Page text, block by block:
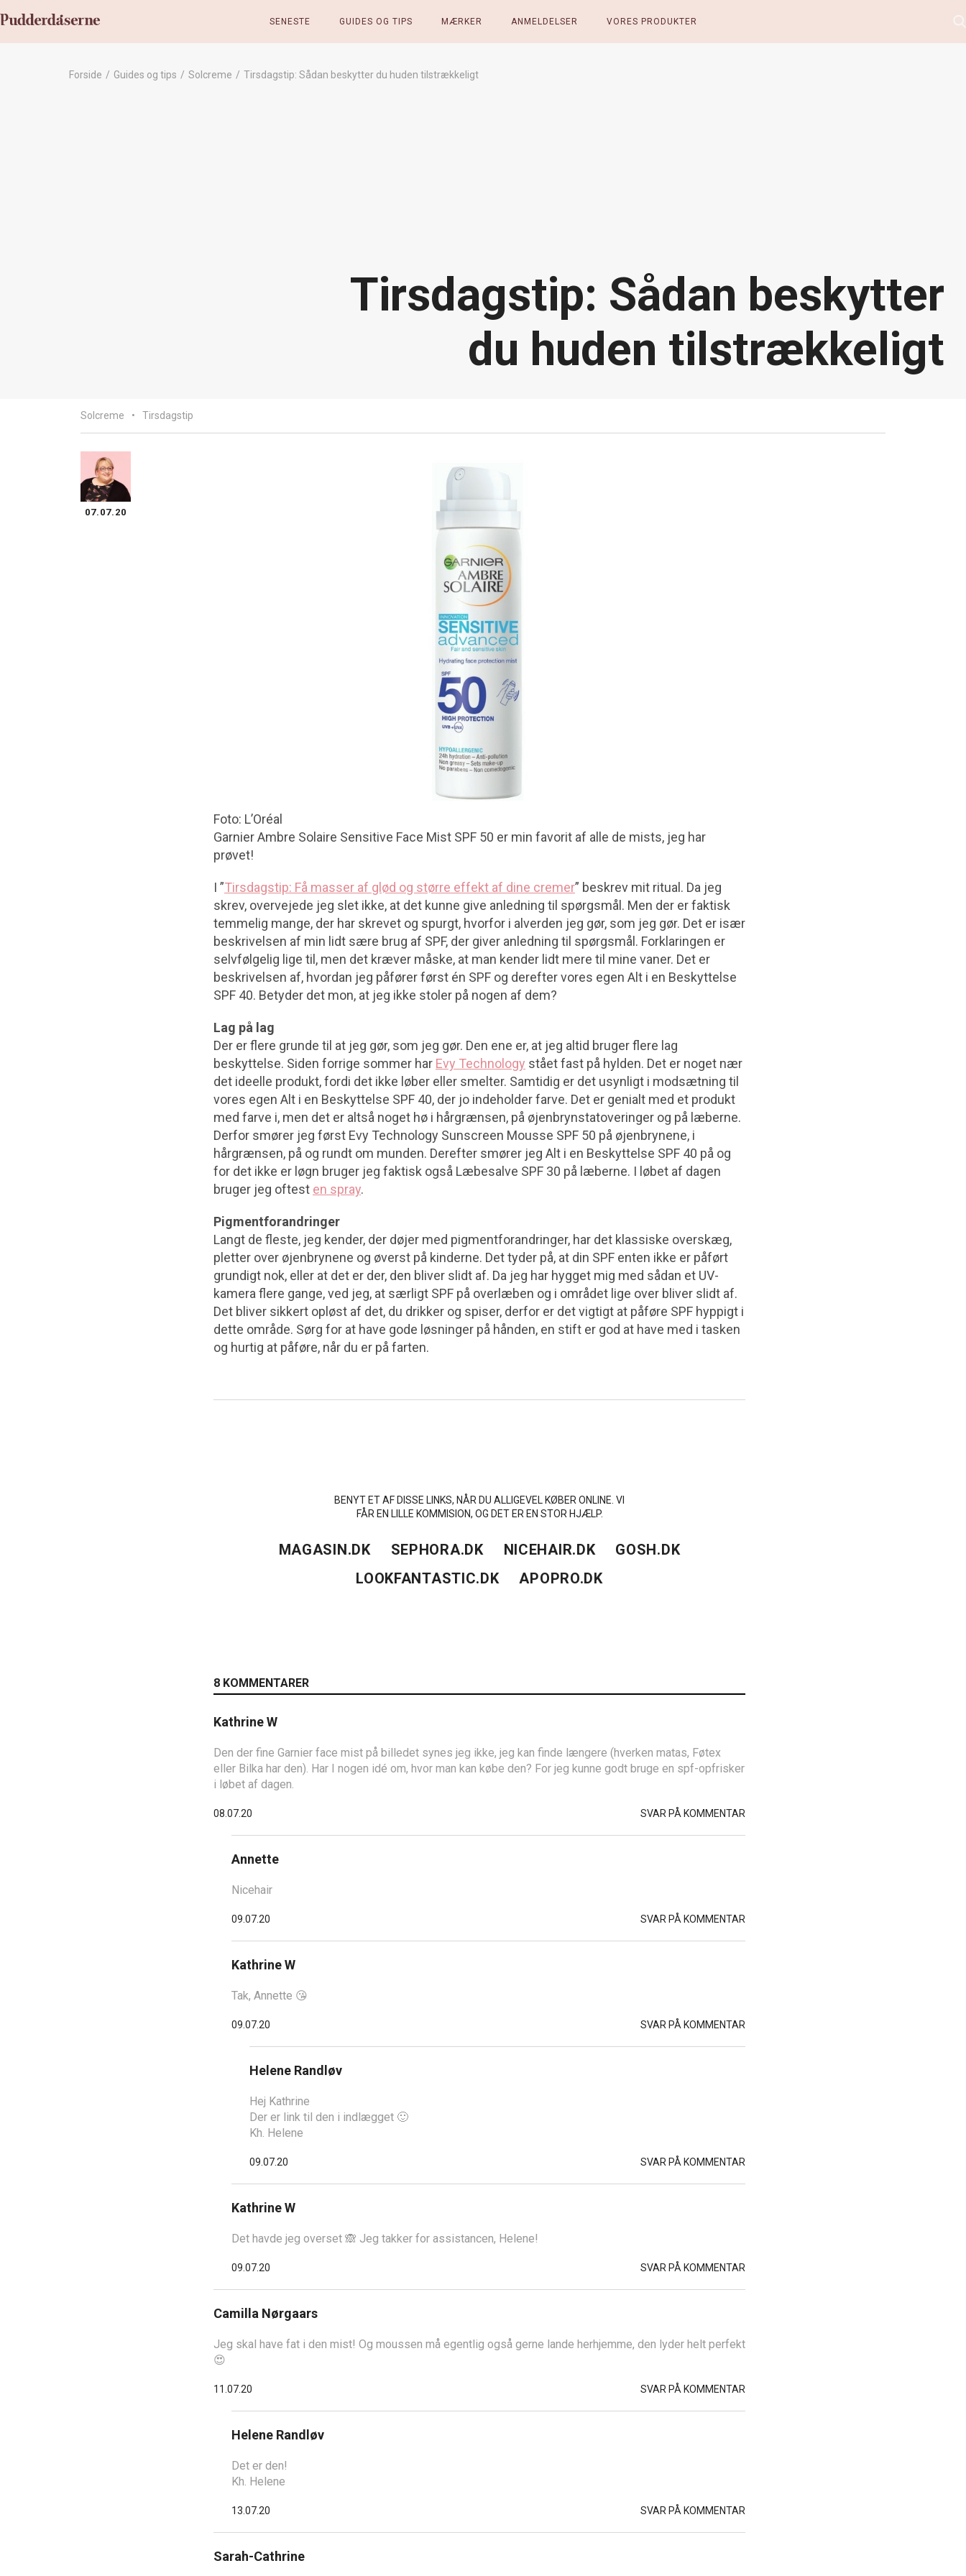
SENESTE GUIDES OG TIPS MÆRKER ANMELDELSER VORES PRODUKTER
Forside / Guides og tips / Solcreme / Tirsdagstip: Sådan beskytter du huden tilstrækkeligt
Tirsdagstip: Sådan beskytter
du huden tilstrækkeligt
Solcreme Tirsdagstip
07.07.20
Foto: L’Oréal
Garnier Ambre Solaire Sensitive Face Mist SPF 50 er min favorit af alle de mists, jeg har
prøvet!
I ”Tirsdagstip: Få masser af glød og større effekt af dine cremer” beskrev mit ritual. Da jeg
skrev, overvejede jeg slet ikke, at det kunne give anledning til spørgsmål. Men der er faktisk
temmelig mange, der har skrevet og spurgt, hvorfor i alverden jeg gør, som jeg gør. Det er især
beskrivelsen af min lidt sære brug af SPF, der giver anledning til spørgsmål. Forklaringen er
selvfølgelig lige til, men det kræver måske, at man kender lidt mere til mine vaner. Det er
beskrivelsen af, hvordan jeg påfører først én SPF og derefter vores egen Alt i en Beskyttelse
SPF 40. Betyder det mon, at jeg ikke stoler på nogen af dem?
Lag på lag
Der er flere grunde til at jeg gør, som jeg gør. Den ene er, at jeg altid bruger flere lag
beskyttelse. Siden forrige sommer har Evy Technology stået fast på hylden. Det er noget nær
det ideelle produkt, fordi det ikke løber eller smelter. Samtidig er det usynligt i modsætning til
vores egen Alt i en Beskyttelse SPF 40, der jo indeholder farve. Det er genialt med et produkt
med farve i, men det er altså noget hø i hårgrænsen, på øjenbrynstatoveringer og på læberne.
Derfor smører jeg først Evy Technology Sunscreen Mousse SPF 50 på øjenbrynene, i
hårgrænsen, på og rundt om munden. Derefter smører jeg Alt i en Beskyttelse SPF 40 på og
for det ikke er løgn bruger jeg faktisk også Læbesalve SPF 30 på læberne. I løbet af dagen
bruger jeg oftest en spray.
Pigmentforandringer
Langt de fleste, jeg kender, der døjer med pigmentforandringer, har det klassiske overskæg,
pletter over øjenbrynene og øverst på kinderne. Det tyder på, at din SPF enten ikke er påført
grundigt nok, eller at det er der, den bliver slidt af. Da jeg har hygget mig med sådan et UV-
kamera flere gange, ved jeg, at særligt SPF på overlæben og i området lige over bliver slidt af.
Det bliver sikkert opløst af det, du drikker og spiser, derfor er det vigtigt at påføre SPF hyppigt i
dette område. Sørg for at have gode løsninger på hånden, en stift er god at have med i tasken
og hurtig at påføre, når du er på farten.
BENYT ET AF DISSE LINKS, NÅR DU ALLIGEVEL KØBER ONLINE. VI
FÅR EN LILLE KOMMISION, OG DET ER EN STOR HJÆLP.
MAGASIN.DK SEPHORA.DK NICEHAIR.DK
GOSH.DK
LOOKFANTASTIC.DK
APOPRO.DK
8 KOMMENTARER
Kathrine W
Den der fine Garnier face mist på billedet synes jeg ikke, jeg kan finde længere (hverken matas, Føtex
eller Bilka har den). Har I nogen idé om, hvor man kan købe den? For jeg kunne godt bruge en spf-opfrisker
i løbet af dagen.
08.07.20 SVAR PÅ KOMMENTAR
Annette
Nicehair
09.07.20 SVAR PÅ KOMMENTAR
Kathrine W
Tak, Annette 😘
09.07.20 SVAR PÅ KOMMENTAR
Helene Randløv
Hej Kathrine
Der er link til den i indlægget 🙂
Kh. Helene
09.07.20 SVAR PÅ KOMMENTAR
Kathrine W
Det havde jeg overset 🙈 Jeg takker for assistancen, Helene!
09.07.20 SVAR PÅ KOMMENTAR
Camilla Nørgaars
Jeg skal have fat i den mist! Og moussen må egentlig også gerne lande herhjemme, den lyder helt perfekt
😍
11.07.20 SVAR PÅ KOMMENTAR
Helene Randløv
Det er den!
Kh. Helene
13.07.20 SVAR PÅ KOMMENTAR
Sarah-Cathrine